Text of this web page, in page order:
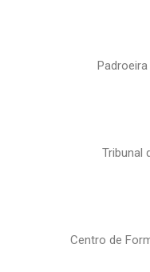
Tribunal
Centro de